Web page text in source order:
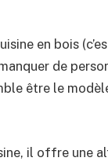
en bois
de
être le
il offre une